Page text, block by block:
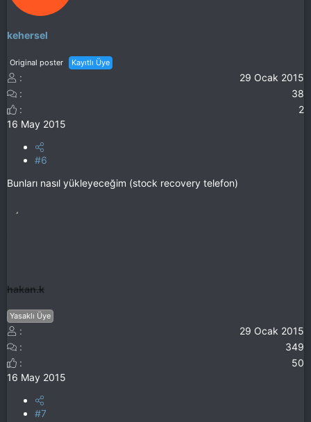
kehersel
Original poster Kayıtlı Üye
29 Ocak 2015
38
2
16 May 2015
#6
Bunları nasıl yükleyeceğim (stock recovery telefon)
hakan.k
Yasaklı Üye
29 Ocak 2015
349
50
16 May 2015
#7